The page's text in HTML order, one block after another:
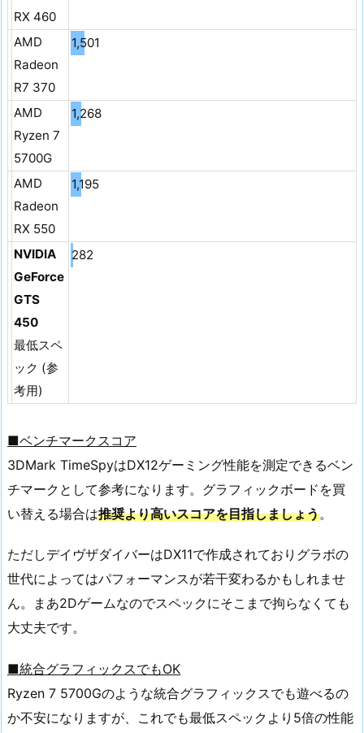
RX 460
AMD
Radeon
R7 370
1,501
AMD
Ryzen 7
5700G
1,268
AMD
Radeon
RX 550
1,195
NVIDIA
GeForce
GTS
450
最低スペ
ック (参
考用)
282
■ベンチマークスコア
3DMark TimeSpyはDX12ゲーミング性能を測定できるベン
チマークとして参考になります。グラフィックボードを買
い替える場合は推奨より高いスコアを目指しましょう。
ただしデイヴザダイバーはDX11で作成されておりグラボの
世代によってはパフォーマンスが若干変わるかもしれませ
ん。まあ2Dゲームなのでスペックにそこまで拘らなくても
大丈夫です。
■統合グラフィックスでもOK
Ryzen 7 5700Gのような統合グラフィックスでも遊べるの
か不安になりますが、これでも最低スペックより5倍の性能